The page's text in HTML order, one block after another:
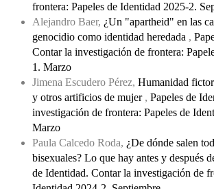
frontera: Papeles de Identidad 2025-2.
Alejandro Baer, ¿Un "apartheid" en las
genocidio como identidad heredada ,
Contar la investigación de frontera:
1. Marzo
Jimena Escudero Pérez, Humanidad
y otros artificios de mujer , Papeles de
investigación de frontera: Papeles de
Marzo
Paula Calcedo Roda, ¿De dónde salen
bisexuales? Lo que hay antes y después
de Identidad. Contar la investigación de